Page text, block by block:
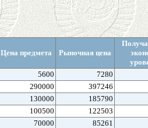
Цена предмета Рыночная цена
5600 7280
290000 397246
130000 185790
100500 122503
70000 85261